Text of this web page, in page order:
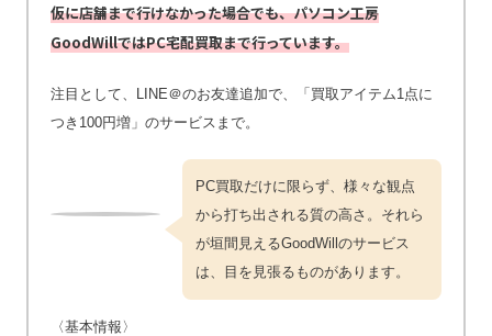
仮に店舗まで行けなかった場合でも、パソコン工房
GoodWillではPC宅配買取まで行っています。
注目として、LINE＠のお友達追加で、「買取アイテム1点に
つき100円増」のサービスまで。
PC買取だけに限らず、様々な観点
から打ち出される質の高さ。それら
が垣間見えるGoodWillのサービス
は、目を見張るものがあります。
〈基本情報〉